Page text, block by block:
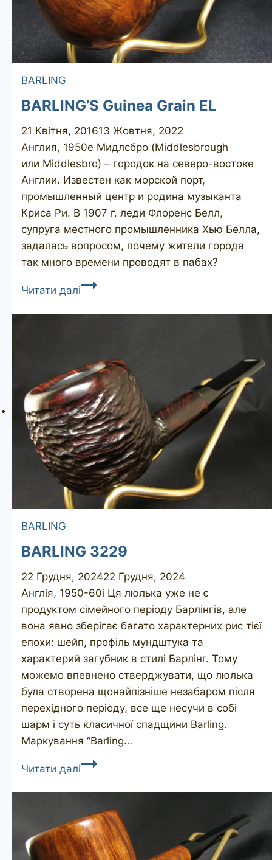
BARLING
BARLING’S Guinea Grain EL
21 Квітня, 201613 Жовтня, 2022
Англия, 1950е Мидлсбро (Middlesbrough
или Middlesbro) – городок на северо-востоке
Англии. Известен как морской порт,
промышленный центр и родина музыканта
Криса Ри. В 1907 г. леди Флоренс Белл,
супруга местного промышленника Хью Белла,
задалась вопросом, почему жители города
так много времени проводят в пабах?
Читати даліBARLING’S
Grain
BARLING
BARLING 3229
22 Грудня, 202422 Грудня, 2024
Англія, 1950-60і Ця люлька уже не є
продуктом сімейного періоду Барлінгів, але
вона явно зберігає багато характерних рис тієї
епохи: шейп, профіль мундштука та
характерий загубник в стилі Барлінг. Тому
можемо впевнено стверджувати, що люлька
була створена щонайпізніше незабаром після
перехідного періоду, все ще несучи в собі
шарм і суть класичної спадщини Barling.
Маркування “Barling…
Читати даліBARLING